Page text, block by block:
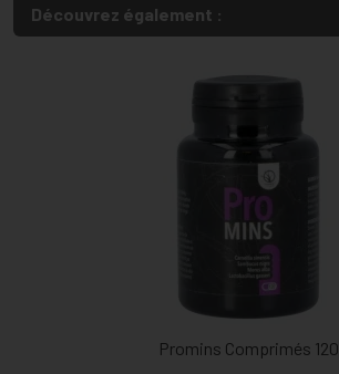
Découvrez également :
Promins Comprimés 120